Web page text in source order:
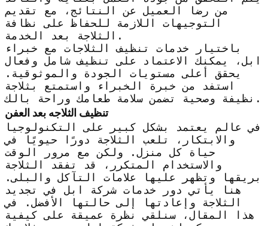
من رضا العميل عن النتائج، مع تقديم
التوجيهات اللازمة للحفاظ على نظافة
الثلاجة بعد الخدمة.
باختيار خدمات تنظيف الثلاجات مع خبراء
ابل، يمكنك الاعتماد على تنظيف شامل وفعال
يحقق أعلى مستويات الجودة والموثوقية.
استفد من خبرة الخبراء واستمتع بثلاجة
نظيفة وصحية تضمن سلامة طعامك وراحة بالك.
تنظيف الثلاجه بعد العفن
في عالم يعتمد بشكل كبير على التكنولوجيا
والابتكار، تلعب الثلاجة دورًا حيويًا في
حياة كل منزل. ولكن مع مرور الوقت
والاستخدام المتكرر، قد تفقد الثلاجة
بريقها وتظهر عليها علامات التآكل والبلى.
هنا يأتي دور خدمات شركة ابل في تجديد
الثلاجة وإعادتها إلى حالتها الأفضل. في
هذا المقال، سنلقي نظرة عميقة على كيفية